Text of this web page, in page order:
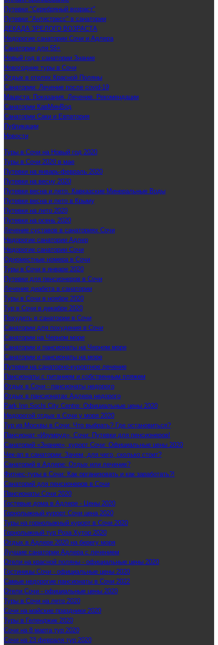
Путевки "Серебряный возраст"
Путевки "Антистресс" в санатории
ДЕКАДА ЗРЕЛОГО ВОЗРАСТА
Недорогие санатории Сочи и Адлера
Санатории для 55+
Новый год в санатории Знание
Новогодние туры в Сочи
Отдых в отелях Красной Поляны
Санатории: Лечение после covid-19
Мацеста: Показания. Лечение. Рекомендации
Санатории КавМинВод
Санатории Саки и Евпатория
Публикации
Новости
Туры в Сочи на Новый год 2020
Туры в Сочи 2020 в мае
Путевки на январь-февраль 2020
Путевки на весну 2020
Путевки весна и лето. Кавказские Минеральные Воды
Путевки весна и лето в Крыму
Путевки на лето 2020
Путевки на осень 2020
Лечение суставов в санаториях Сочи
Недорогие санатории Адлер
Недорогие санатории Сочи
Одноместные номера в Сочи
Туры в Сочи в январе 2020
Путевки для пенсионеров в Сочи
Лечение диабета в санатории
Туры в Сочи в ноябре 2020
Тур в Сочи в декабре 2020
Похудеть в санатории в Сочи
Санатории для похудения в Сочи
Санатории на Черном море
Санатории и пансионаты на Черном море
Санатории и пансионаты на море
Путевки на санаторно-курортное лечение
Пансионаты с питанием и собственным пляжем
Отдых в Сочи - пансионаты недорого
Отдых в пансионатах Адлера недорого
Park Inn Sochi City Centre: Официальные цены 2020
Недорогой отдых в Сочи у моря 2020
Тур из Москвы в Сочи: Что выбрать? Где остановиться?
Пансионат «Изумруд», Сочи: Путевки для пенсионеров!
Санаторий «Знание», курорт Сочи: Официальные цены 2020
Чек-ап в санатории: Зачем, для чего, сколько стоит?
Санаторий в Адлере: Отдых или лечение?
Фитнес-туры в Сочи: Как организовать и как заработать?!
Санаторий для пенсионеров в Сочи
Пансионаты Сочи 2020
Гостевые дома в Адлере - Цены 2020
Горнолыжный курорт Сочи цена 2020
Туры на горнолыжный курорт в Сочи 2020
Горнолыжный тур Роза Хутор 2020
Отдых в Адлере 2020 на берегу моря
Лучшие санатории Адлера с лечением
Отели на красной поляны - официальные цены 2020
Гостиницы Сочи - официальные цены 2020
Самые недорогие пансионаты в Сочи 2022
Отели Сочи - официальные цены 2020
Туры в Сочи на лето 2020
Сочи на майские праздники 2020
Туры в Геленджик 2020
Сочи на 8 марта тур 2020
Сочи на 23 февраля тур 2020